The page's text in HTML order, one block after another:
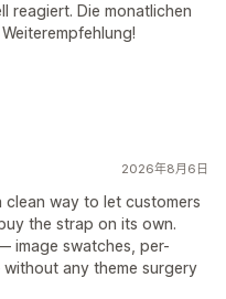
reagiert. Die monatlichen
2026年8月6日
clean way to let customers
the strap on its own.
image swatches, per-
any theme surgery